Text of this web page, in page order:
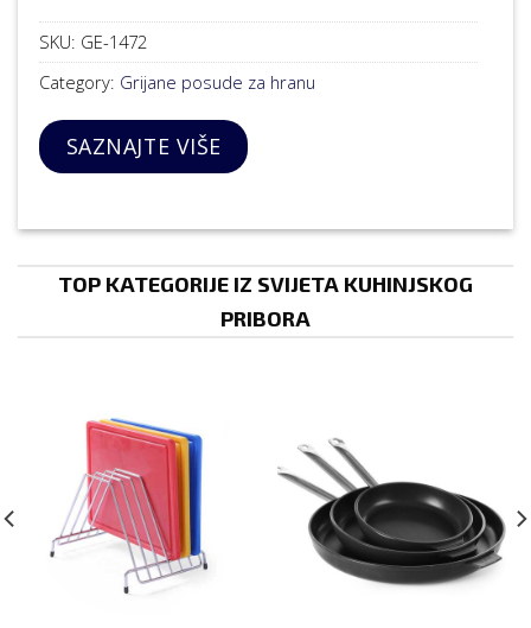
SKU: GE-1472
Category: Grijane posude za hranu
SAZNAJTE VIŠE
TOP KATEGORIJE IZ SVIJETA KUHINJSKOG
PRIBORA